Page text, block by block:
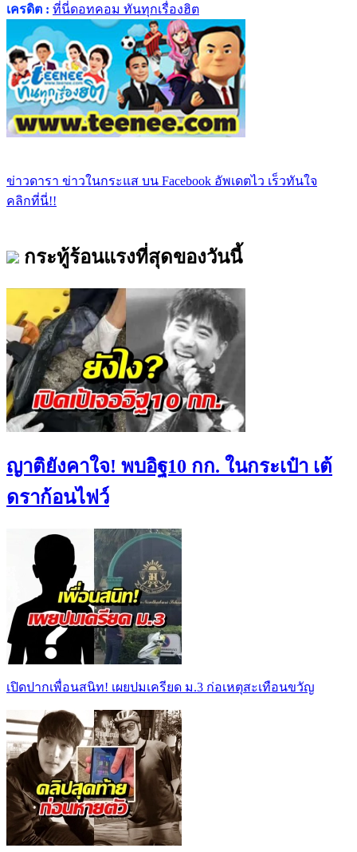
เครดิต : ที่นี่ดอทคอม ทันทุกเรื่องฮิต
ข่าวดารา ข่าวในกระแส บน Facebook อัพเดตไว เร็วทันใจ
คลิกที่นี่!!
กระทู้ร้อนแรงที่สุดของวันนี้
ญาติยังคาใจ! พบอิฐ10 กก. ในกระเป๋า เต้
ดราก้อนไฟว์
เปิดปากเพื่อนสนิท! เผยปมเครียด ม.3 ก่อเหตุสะเทือนขวัญ